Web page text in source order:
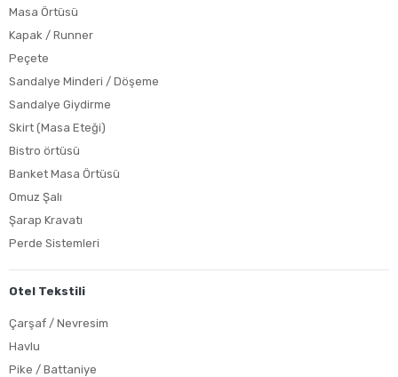
Masa Örtüsü
Kapak / Runner
Peçete
Sandalye Minderi / Döşeme
Sandalye Giydirme
Skirt (Masa Eteği)
Bistro örtüsü
Banket Masa Örtüsü
Omuz Şalı
Şarap Kravatı
Perde Sistemleri
Otel Tekstili
Çarşaf / Nevresim
Havlu
Pike / Battaniye